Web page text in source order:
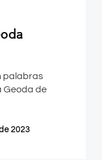
palabras
Geoda de
2023